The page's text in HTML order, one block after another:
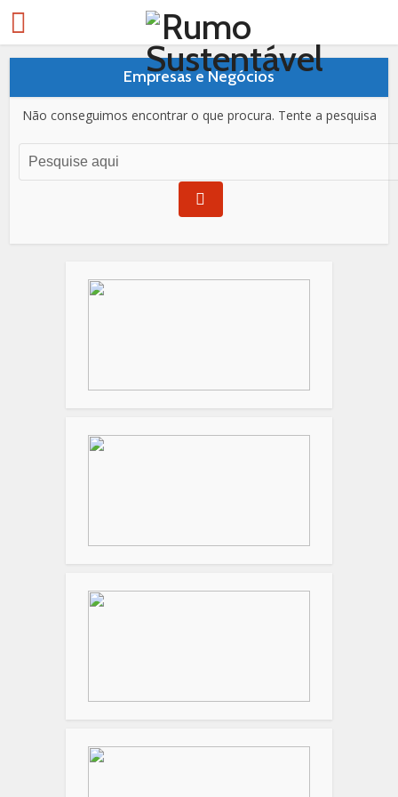
Empresas e Negócios
Não conseguimos encontrar o que procura. Tente a pesquisa